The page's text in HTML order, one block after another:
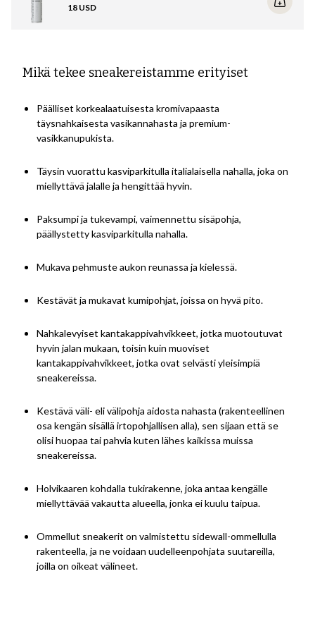
vedeneristyssuihketta mokkanahkaan puhdistuksen jälkeen).
18 USD
Mikä tekee sneakereistamme erityiset
Päälliset korkealaatuisesta kromivapaasta
täysnahkaisesta vasikannahasta ja premium-
vasikkanupukista.
Täysin vuorattu kasviparkitulla italialaisella nahalla, joka on
miellyttävä jalalle ja hengittää hyvin.
Paksumpi ja tukevampi, vaimennettu sisäpohja,
päällystetty kasviparkitulla nahalla.
Mukava pehmuste aukon reunassa ja kielessä.
Kestävät ja mukavat kumipohjat, joissa on hyvä pito.
Nahkalevyiset kantakappivahvikkeet, jotka muotoutuvat
hyvin jalan mukaan, toisin kuin muoviset
kantakappivahvikkeet, jotka ovat selvästi yleisimpiä
sneakereissa.
Kestävä väli- eli välipohja aidosta nahasta (rakenteellinen
osa kengän sisällä irtopohjallisen alla), sen sijaan että se
olisi huopaa tai pahvia kuten lähes kaikissa muissa
sneakereissa.
Holvikaaren kohdalla tukirakenne, joka antaa kengälle
miellyttävää vakautta alueella, jonka ei kuulu taipua.
Ommellut sneakerit on valmistettu sidewall-ommellulla
rakenteella, ja ne voidaan uudelleenpohjata suutareilla,
joilla on oikeat välineet.